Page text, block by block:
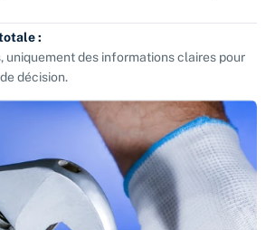
:
uniquement des informations claires pour
décision.